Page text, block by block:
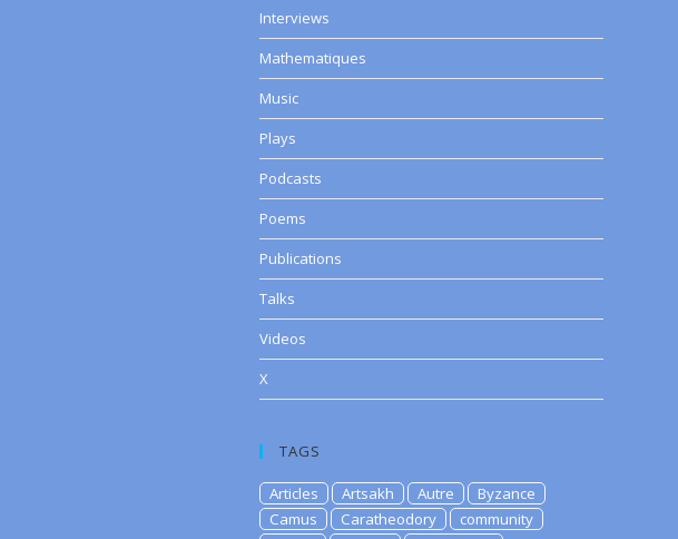
Interviews
Mathematiques
Music
Plays
Podcasts
Poems
Publications
Talks
Videos
X
TAGS
Articles Artsakh Autre
Byzance
Camus
Caratheodory
community